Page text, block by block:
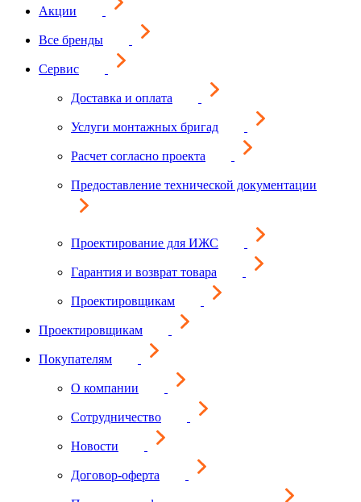
Акции
Все бренды
Сервис
Доставка и оплата
Услуги монтажных бригад
Расчет согласно проекта
Предоставление технической документации
Проектирование для ИЖС
Гарантия и возврат товара
Проектировщикам
Проектировщикам
Покупателям
О компании
Сотрудничество
Новости
Договор-оферта